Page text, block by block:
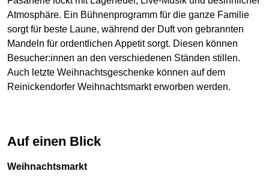
Atmosphäre. Ein Bühnenprogramm für die ganze Familie
sorgt für beste Laune, während der Duft von gebrannten
Mandeln für ordentlichen Appetit sorgt. Diesen können
Besucher:innen an den verschiedenen Ständen stillen.
Auch letzte Weihnachtsgeschenke können auf dem
Reinickendorfer Weihnachtsmarkt erworben werden.
Auf einen Blick
Weihnachtsmarkt